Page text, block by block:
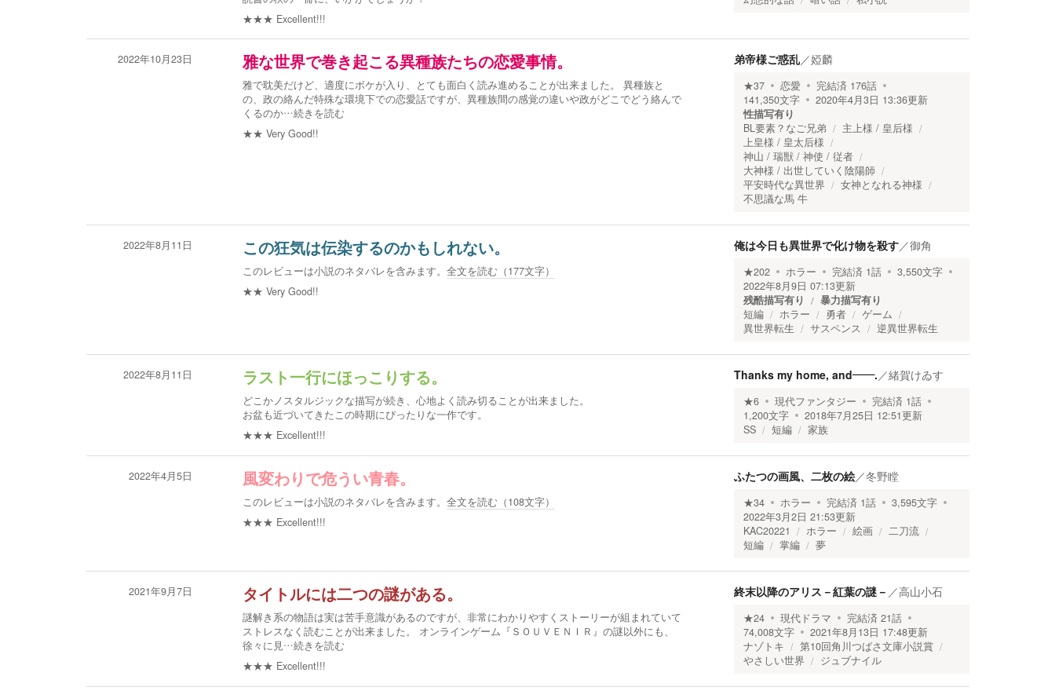
★★★ Excellent!!!
2022年10月23日 雅な世界で巻き起こる異種族たちの恋愛事情。
雅で耽美だけど、適度にボケが入り、とても面白く読み進めることが出来ました。 異種族と
の、政の絡んだ特殊な環境下での恋愛話ですが、異種族間の感覚の違いや政がどこでどう絡んで
くるのか…続きを読む
★★ Very Good!!
弟帝様ご惑乱／婭麟
★37 恋愛 完結済 176話
141,350文字 2020年4月3日 13:36更新
性描写有り
BL要素？なご兄弟
主上様 / 皇后様
上皇様 / 皇太后様
神山 / 瑞獣 / 神使 / 従者
大神様 / 出世していく陰陽師
平安時代な異世界
女神となれる神様
不思議な馬 牛
2022年8月11日 この狂気は伝染するのかもしれない。
このレビューは小説のネタバレを含みます。 全文を読む（177文字）
★★ Very Good!!
俺は今日も異世界で化け物を殺す／御角
★202 ホラー 完結済 1話 3,550文字
2022年8月9日 07:13更新
残酷描写有り
暴力描写有り
短編
ホラー 勇者
ゲーム
異世界転生
サスペンス 逆異世界転生
2022年8月11日 ラスト一行にほっこりする。
どこかノスタルジックな描写が続き、心地よく読み切ることが出来ました。
お盆も近づいてきたこの時期にぴったりな一作です。
★★★ Excellent!!!
Thanks my home, and――.／緒賀けゐす
★6 現代ファンタジー 完結済 1話
1,200文字 2018年7月25日 12:51更新
SS
短編 家族
2022年4月5日 風変わりで危うい青春。
このレビューは小説のネタバレを含みます。 全文を読む（108文字）
★★★ Excellent!!!
ふたつの画風、二枚の絵／冬野瞠
★34 ホラー 完結済 1話 3,595文字
2022年3月2日 21:53更新
KAC20221
ホラー 絵画
二刀流
短編
掌編 夢
2021年9月7日 タイトルには二つの謎がある。
謎解き系の物語は実は苦手意識があるのですが、非常にわかりやすくストーリーが組まれていて
ストレスなく読むことが出来ました。 オンラインゲーム『ＳＯＵＶＥＮＩＲ』の謎以外にも、
徐々に見…続きを読む
★★★ Excellent!!!
終末以降のアリス－紅葉の謎－ ／高山小石
★24 現代ドラマ 完結済 21話
74,008文字 2021年8月13日 17:48更新
ナゾトキ
第10回角川つばさ文庫小説賞
やさしい世界
ジュブナイル